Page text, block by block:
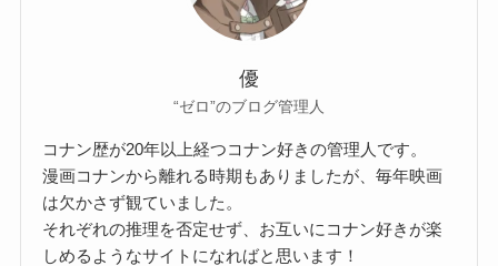
優
“ゼロ”のブログ管理人
コナン歴が20年以上経つコナン好きの管理人です。
漫画コナンから離れる時期もありましたが、毎年映画
は欠かさず観ていました。
それぞれの推理を否定せず、お互いにコナン好きが楽
しめるようなサイトになればと思います！